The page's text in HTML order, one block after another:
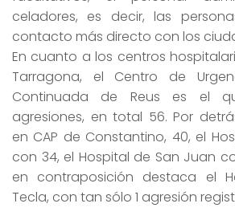
celadores, es decir, las
contacto más directo con los
En cuanto a los centros
Tarragona, el Centro de
Continuada de Reus es el
agresiones, en total 56. Por
en CAP de Constantino, 40, el
con 34, el Hospital de San Juan
en contraposición destaca el
Tecla, con tan sólo 1 agresión